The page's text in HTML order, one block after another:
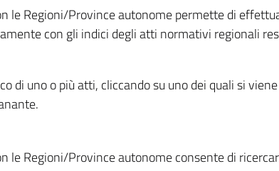
le Regioni/Province autonome permette di
con gli indici degli atti normativi regionali
di uno o più atti, cliccando su uno dei quali si
le Regioni/Province autonome consente di